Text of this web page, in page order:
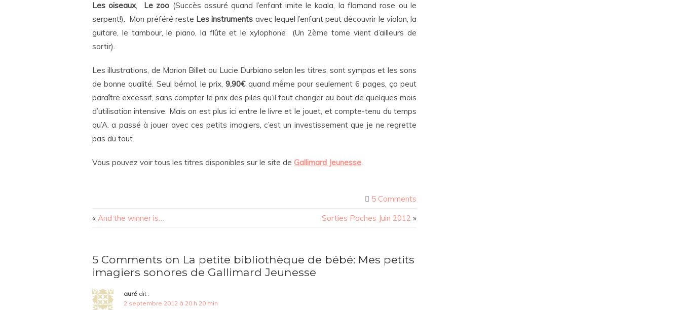
Les oiseaux, Le zoo (Succès assuré quand l’enfant imite le koala, la flamand rose ou le
serpent!). Mon préféré reste Les instruments avec lequel l’enfant peut découvrir le violon, la
guitare, le tambour, le piano, la flûte et le xylophone (Un 2ème tome vient d’ailleurs de
sortir).
Les illustrations, de Marion Billet ou Lucie Durbiano selon les titres, sont sympas et les sons
de bonne qualité. Seul bémol, le prix,9,90€quand même pour seulement 6 pages, ça peut
paraître excessif, sans compter le prix des piles qu’il faut changer au bout de quelques mois
d’utilisation intensive. Mais on est plus ici entre le livre et le jouet, et compte-tenu du temps
qu’A. a passé à jouer avec ces petits imagiers, c’est un investissement que je ne regrette
pas du tout.
Vous pouvez voir tous les titres disponibles sur le site de Gallimard Jeunesse.
5 Comments
« And the winner is… Sorties Poches Juin 2012 »
5 Comments on La petite bibliothèque de bébé: Mes petits
imagiers sonores de Gallimard Jeunesse
auré dit :
2 septembre 2012 à 20 h 20 min